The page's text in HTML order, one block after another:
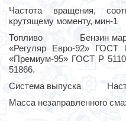
Частота вращения,
крутящему моменту,
Топливо Бензин марок
«Регуляр Евро-92»
«Премиум-95» ГОСТ Р
51866.
Система выпуска
Масса незаправленного